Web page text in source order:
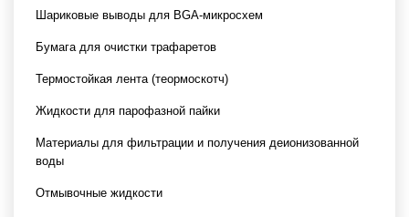
Шариковые выводы для BGA-микросхем
Бумага для очистки трафаретов
Термостойкая лента (теормоскотч)
Жидкости для парофазной пайки
Материалы для фильтрации и получения деионизованной
воды
Отмывочные жидкости